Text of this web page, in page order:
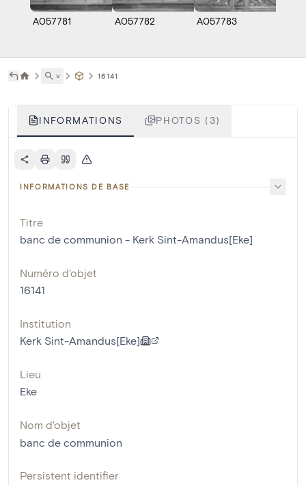
A057781 A057782 A057783
˅ 16141
INFORMATIONS PHOTOS (3)
INFORMATIONS DE BASE
Titre
banc de communion - Kerk Sint-Amandus[Eke]
Numéro d'objet
16141
Institution
Kerk Sint-Amandus[Eke]
Lieu
Eke
Nom d'objet
banc de communion
Persistent identifier